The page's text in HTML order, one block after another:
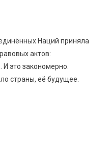
Наций приняла
актов:
это закономерно.
страны, её будущее.